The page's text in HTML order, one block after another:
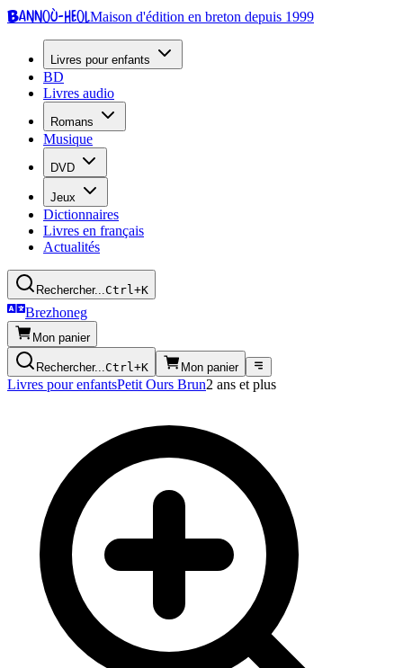
Bannoù-heolMaison d'édition en breton depuis 1999
Livres pour enfants
BD
Livres audio
Romans
Musique
DVD
Jeux
Dictionnaires
Livres en français
Actualités
Rechercher...Ctrl+K
Brezhoneg
Mon panier
Rechercher...Ctrl+K Mon panier
Livres pour enfantsPetit Ours Brun2 ans et plus